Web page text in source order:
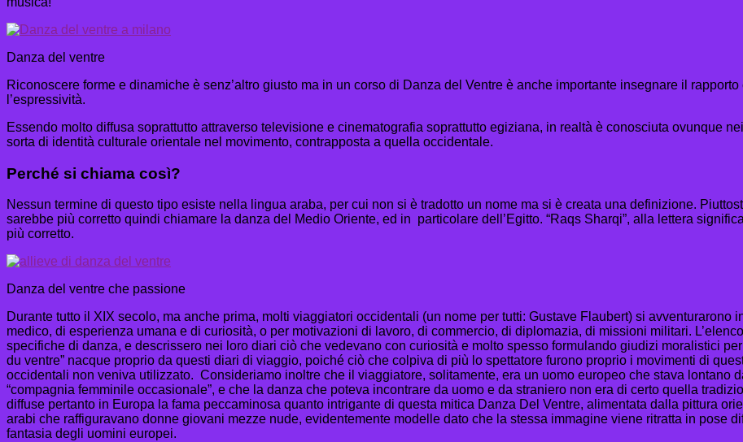
Danza del ventre
Riconoscere forme e dinamiche è senz’altro giusto ma in un corso di Danza del Ventre è anche importante insegnare il
l’espressività.
Essendo molto diffusa soprattutto attraverso televisione e cinematografia soprattutto egiziana, in realtà è conosciuta ovunque
sorta di identità culturale orientale nel movimento, contrapposta a quella occidentale.
Perché si chiama così?
Nessun termine di questo tipo esiste nella lingua araba, per cui non si è tradotto un nome ma si è creata una definizione.
sarebbe più corretto quindi chiamare la danza del Medio Oriente, ed in particolare dell’Egitto. “Raqs Sharqi”, alla lettera
più corretto.
Danza del ventre che passione
Durante tutto il XIX secolo, ma anche prima, molti viaggiatori occidentali (un nome per tutti: Gustave Flaubert) si
medico, di esperienza umana e di curiosità, o per motivazioni di lavoro, di commercio, di diplomazia, di missioni militari.
specifiche di danza, e descrissero nei loro diari ciò che vedevano con curiosità e molto spesso formulando giudizi moralistici
du ventre” nacque proprio da questi diari di viaggio, poiché ciò che colpiva di più lo spettatore furono proprio i movimenti di
occidentali non veniva utilizzato. Consideriamo inoltre che il viaggiatore, solitamente, era un uomo europeo che stava lontano
“compagnia femminile occasionale”, e che la danza che poteva incontrare da uomo e da straniero non era di certo quella
diffuse pertanto in Europa la fama peccaminosa quanto intrigante di questa mitica Danza Del Ventre, alimentata dalla pittura
arabi che raffiguravano donne giovani mezze nude, evidentemente modelle dato che la stessa immagine viene ritratta in pose
fantasia degli uomini europei.